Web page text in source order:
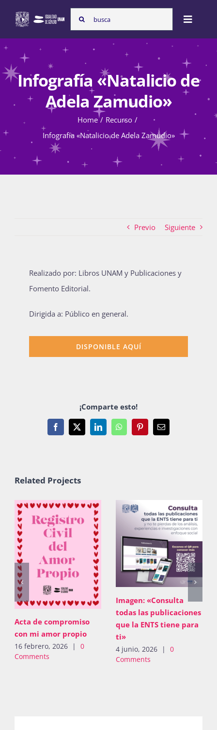
content
Search
for:
Toggle
Nosotras
Programas
Atención de la violencia de género
La Boletina
Blog
Súmate
Infografía «Natalicio de
Adela Zamudio»
Home
Recurso
Infografía «Natalicio de Adela Zamudio»
Previo Siguiente
Realizado por: Libros UNAM y Publicaciones y
Fomento Editorial.
Dirigida a: Público en general.
DISPONIBLE AQUÍ
¡Comparte esto!
Facebook
X LinkedInWhatsAppPinterestEmail
Related Projects
Acta de compromiso
con mi amor propio
16 febrero, 2026 |
0
Comments
Imagen: «Consulta
todas las publicaciones
que la ENTS tiene para
ti»
4 junio, 2026 |
0
Comments